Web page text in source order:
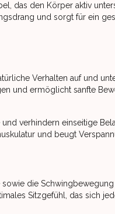
das den Körper aktiv
und sorgt für ein
Verhalten auf und
und ermöglicht sanfte
verhindern einseitige
und beugt
die
Sitzgefühl, das sich